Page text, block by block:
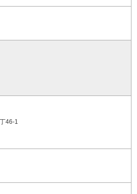
46-1